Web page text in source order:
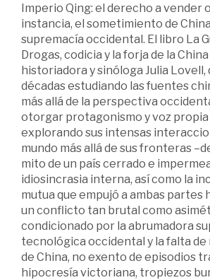
Imperio Qing: el derecho a vender
instancia, el sometimiento de
supremacía occidental. El libro La
Drogas, codicia y la forja de la
historiadora y sinóloga Julia Lovell,
décadas estudiando las fuentes
más allá de la perspectiva
otorgar protagonismo y voz propia
explorando sus intensas
mundo más allá de sus fronteras
mito de un país cerrado e
idiosincrasia interna, así como la
mutua que empujó a ambas partes
un conflicto tan brutal como
condicionado por la abrumadora
tecnológica occidental y la falta
de China, no exento de episodios
hipocresía victoriana, tropiezos